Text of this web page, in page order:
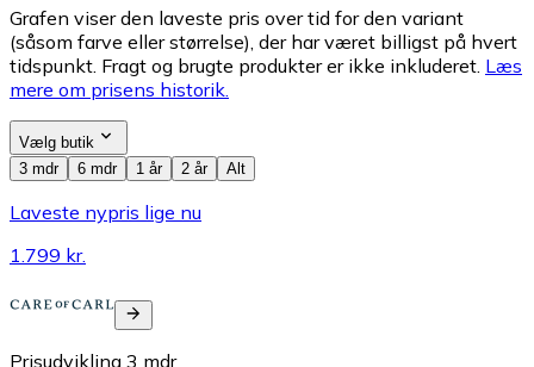
Grafen viser den laveste pris over tid for den variant
(såsom farve eller størrelse), der har været billigst på hvert
tidspunkt. Fragt og brugte produkter er ikke inkluderet. Læs
mere om prisens historik.
Vælg butik
3 mdr
6 mdr 1 år 2 år Alt
Laveste nypris lige nu
1.799 kr.
Prisudvikling 3 mdr